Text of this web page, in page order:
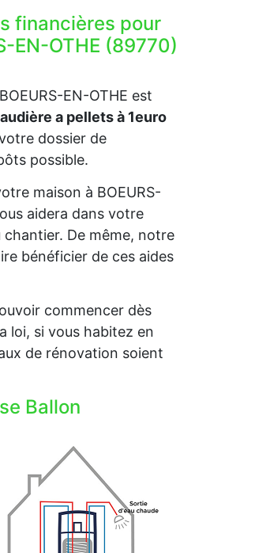
financières pour
EN-OTHE (89770)
EN-OTHE est
a pellets à 1euro
dossier de
possible.
maison à BOEURS-
aidera dans votre
De même, notre
bénéficier de ces aides
commencer dès
loi, si vous habitez en
de rénovation soient
Ballon